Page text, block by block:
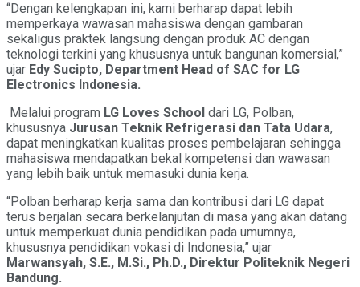
“Dengan kelengkapan ini, kami berharap dapat lebih
memperkaya wawasan mahasiswa dengan gambaran
sekaligus praktek langsung dengan produk AC dengan
teknologi terkini yang khususnya untuk bangunan komersial,”
ujar Edy Sucipto, Department Head of SAC for LG
Electronics Indonesia.
Melalui program LG Loves School dari LG, Polban,
khususnya Jurusan Teknik Refrigerasi dan Tata Udara,
dapat meningkatkan kualitas proses pembelajaran sehingga
mahasiswa mendapatkan bekal kompetensi dan wawasan
yang lebih baik untuk memasuki dunia kerja.
“Polban berharap kerja sama dan kontribusi dari LG dapat
terus berjalan secara berkelanjutan di masa yang akan datang
untuk memperkuat dunia pendidikan pada umumnya,
khususnya pendidikan vokasi di Indonesia,” ujar
Marwansyah, S.E., M.Si., Ph.D., Direktur Politeknik Negeri
Bandung.